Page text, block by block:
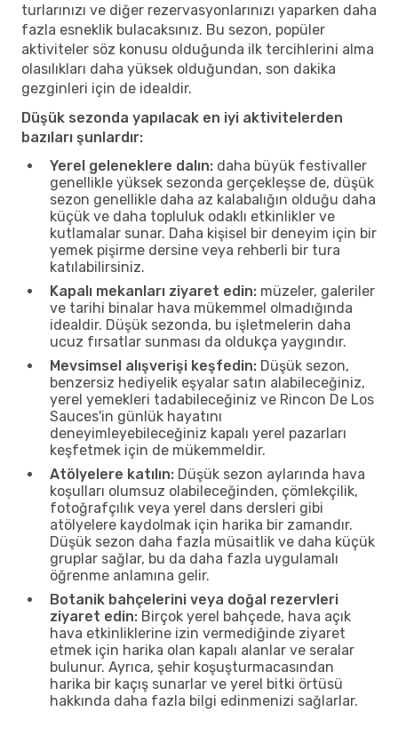
turlarınızı ve diğer rezervasyonlarınızı yaparken daha
fazla esneklik bulacaksınız. Bu sezon, popüler
aktiviteler söz konusu olduğunda ilk tercihlerini alma
olasılıkları daha yüksek olduğundan, son dakika
gezginleri için de idealdir.
Düşük sezonda yapılacak en iyi aktivitelerden
bazıları şunlardır:
Yerel geleneklere dalın: daha büyük festivaller
genellikle yüksek sezonda gerçekleşse de, düşük
sezon genellikle daha az kalabalığın olduğu daha
küçük ve daha topluluk odaklı etkinlikler ve
kutlamalar sunar. Daha kişisel bir deneyim için bir
yemek pişirme dersine veya rehberli bir tura
katılabilirsiniz.
Kapalı mekanları ziyaret edin: müzeler, galeriler
ve tarihi binalar hava mükemmel olmadığında
idealdir. Düşük sezonda, bu işletmelerin daha
ucuz fırsatlar sunması da oldukça yaygındır.
Mevsimsel alışverişi keşfedin: Düşük sezon,
benzersiz hediyelik eşyalar satın alabileceğiniz,
yerel yemekleri tadabileceğiniz ve Rincon De Los
Sauces'in günlük hayatını
deneyimleyebileceğiniz kapalı yerel pazarları
keşfetmek için de mükemmeldir.
Atölyelere katılın: Düşük sezon aylarında hava
koşulları olumsuz olabileceğinden, çömlekçilik,
fotoğrafçılık veya yerel dans dersleri gibi
atölyelere kaydolmak için harika bir zamandır.
Düşük sezon daha fazla müsaitlik ve daha küçük
gruplar sağlar, bu da daha fazla uygulamalı
öğrenme anlamına gelir.
Botanik bahçelerini veya doğal rezervleri
ziyaret edin: Birçok yerel bahçede, hava açık
hava etkinliklerine izin vermediğinde ziyaret
etmek için harika olan kapalı alanlar ve seralar
bulunur. Ayrıca, şehir koşuşturmacasından
harika bir kaçış sunarlar ve yerel bitki örtüsü
hakkında daha fazla bilgi edinmenizi sağlarlar.